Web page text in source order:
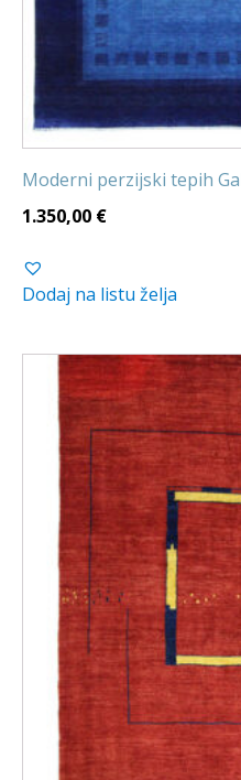
Moderni perzijski tepih
1.350,00 €
Dodaj na listu želja